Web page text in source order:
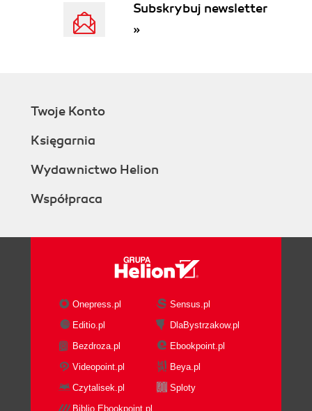
Subskrybuj newsletter
»
Twoje Konto
Księgarnia
Wydawnictwo Helion
Współpraca
Onepress.pl
Sensus.pl
Editio.pl
DlaBystrzakow.pl
Bezdroza.pl
Ebookpoint.pl
Videopoint.pl
Beya.pl
Czytalisek.pl
Sploty
Biblio.Ebookpoint.pl